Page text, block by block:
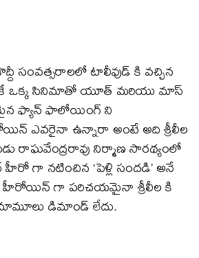
సంవత్సరాలలో టాలీవుడ్ కి వచ్చిన
ఒక్క సినిమాతో యూత్ మరియు మాస్
ఫ్యాన్ ఫాలోయింగ్ ని
ఎవరైనా ఉన్నారా అంటే అది శ్రీలీల
రాఘవేంద్రరావు నిర్మాణ సారథ్యంలో
హీరో గా నటించిన ‘పెళ్లి సందడి’ అనే
కి హీరోయిన్ గా పరిచయమైనా శ్రీలీల కి
మామూలు డిమాండ్ లేదు.